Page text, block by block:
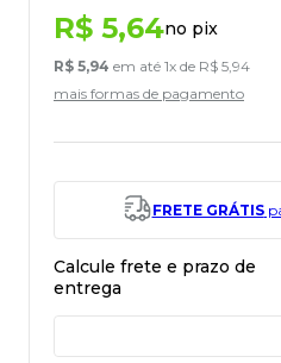
R$ 5,64no pix
R$ 5,94 em até 1x de R$ 5,94
mais formas de pagamento
FRETE GRÁTIS